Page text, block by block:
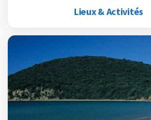
Lieux & Activités